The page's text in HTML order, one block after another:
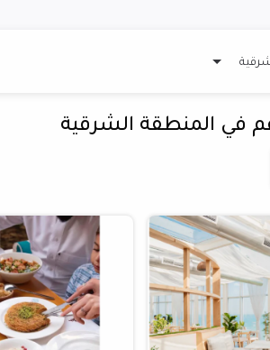
في المنطقة الشرقية